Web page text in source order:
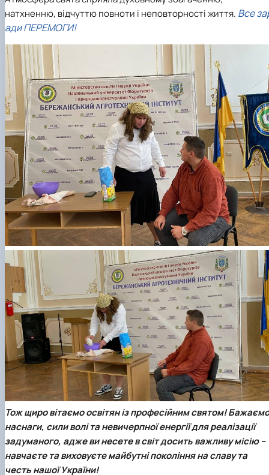
натхненню, відчуттю повноти і неповторності життя. Все
ади ПЕРЕМОГИ!
Тож щиро вітаємо освітян із професійним святом! Бажаємо
наснаги, сили волі та невичерпної енергії для реалізації
задуманого, адже ви несете в світ досить важливу місію –
навчаєте та виховуєте майбутні покоління на славу та
честь нашої України!